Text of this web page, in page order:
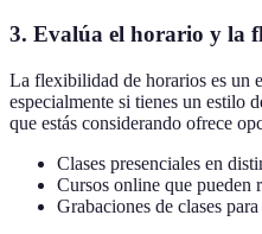
3. Evalúa el horario y la
La flexibilidad de horarios es un
especialmente si tienes un estilo
que estás considerando ofrece
Clases presenciales en
Cursos online que pueden
Grabaciones de clases